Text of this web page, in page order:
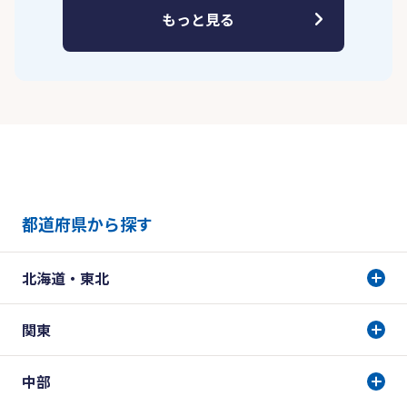
もっと見る
都道府県から探す
北海道・東北
関東
中部